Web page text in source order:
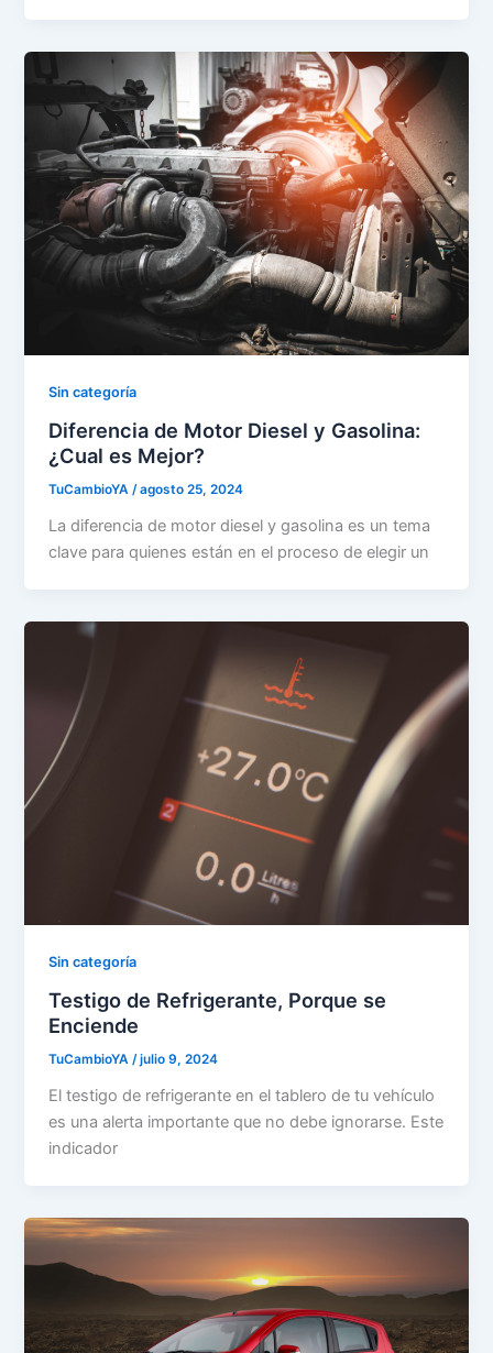
Sin categoría
Diferencia de Motor Diesel y Gasolina:
¿Cual es Mejor?
TuCambioYA/agosto 25, 2024
La diferencia de motor diesel y gasolina es un tema
clave para quienes están en el proceso de elegir un
Sin categoría
Testigo de Refrigerante, Porque se
Enciende
TuCambioYA/julio 9, 2024
El testigo de refrigerante en el tablero de tu vehículo
es una alerta importante que no debe ignorarse. Este
indicador